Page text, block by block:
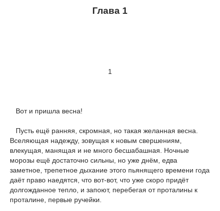
Глава 1
1
Вот и пришла весна!
Пусть ещё ранняя, скромная, но такая желанная весна.
Вселяющая надежду, зовущая к новым свершениям,
влекущая, манящая и не много бесшабашная. Ночные
морозы ещё достаточно сильны, но уже днём, едва
заметное, трепетное дыхание этого пьянящего времени года
даёт право наедятся, что вот-вот, что уже скоро придёт
долгожданное тепло, и запоют, перебегая от проталины к
проталине, первые ручейки.